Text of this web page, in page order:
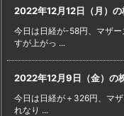
2022年12月12日（月）の
今日は日経が-58円、マザ
すが上がっ ...
2022年12月9日（金）の
今日は日経が＋326円、マ
れなり ...